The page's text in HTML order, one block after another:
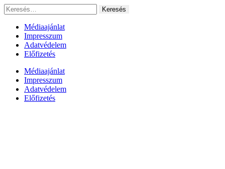
Ugrás
a
tartalomhoz
Keresés:
Médiaajánlat
Impresszum
Adatvédelem
Előfizetés
Médiaajánlat
Impresszum
Adatvédelem
Előfizetés